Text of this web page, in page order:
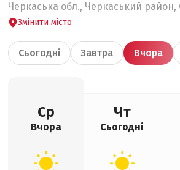
Черкаська обл., Черкаський район,
Змінити місто
Сьогодні Завтра Вчора
Ср
Вчора
Чт
Сьогодні